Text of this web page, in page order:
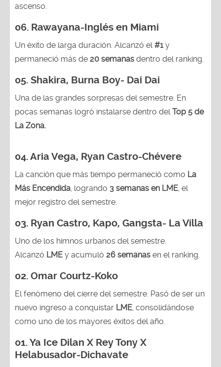
ascenso.
06. Rawayana-Inglés en Miami
Un éxito de larga duración. Alcanzó el#1y
permaneció más de 20 semanas dentro del ranking.
05. Shakira, Burna Boy- Dai Dai
Una de las grandes sorpresas del semestre. En
pocas semanas logró instalarse dentro delTop 5 de
La Zona.
04.Aria Vega, Ryan Castro-Chévere
La canción que más tiempo permaneció como La
Más Encendida, logrando 3 semanas en LME, el
mejor registro del semestre.
03. Ryan Castro, Kapo, Gangsta- La Villa
Uno de los himnos urbanos del semestre.
Alcanzó LME y acumuló 26 semanas en el ranking.
02. Omar Courtz-Koko
El fenómeno del cierre del semestre. Pasó de ser un
nuevo ingreso a conquistar LME, consolidándose
como uno de los mayores éxitos del año.
01. Ya Ice Dilan X Rey Tony X
Helabusador-Dichavate